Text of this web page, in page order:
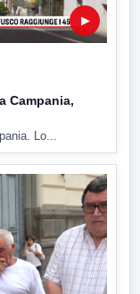
▶
Campania,
Lo...